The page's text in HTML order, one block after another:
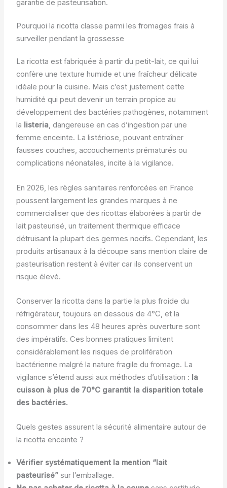
garantie de pasteurisation.
Pourquoi la ricotta classe parmi les fromages frais à
surveiller pendant la grossesse
La ricotta est fabriquée à partir du petit-lait, ce qui lui
confère une texture humide et une fraîcheur délicate
idéale pour la cuisine. Mais c’est justement cette
humidité qui peut devenir un terrain propice au
développement des bactéries pathogènes, notamment
la listeria, dangereuse en cas d’ingestion par une
femme enceinte. La listériose, pouvant entraîner
fausses couches, accouchements prématurés ou
complications néonatales, incite à la vigilance.
En 2026, les règles sanitaires renforcées en France
poussent largement les grandes marques à ne
commercialiser que des ricottas élaborées à partir de
lait pasteurisé, un traitement thermique efficace
détruisant la plupart des germes nocifs. Cependant, les
produits artisanaux à la découpe sans mention claire de
pasteurisation restent à éviter car ils conservent un
risque élevé.
Conserver la ricotta dans la partie la plus froide du
réfrigérateur, toujours en dessous de 4°C, et la
consommer dans les 48 heures après ouverture sont
des impératifs. Ces bonnes pratiques limitent
considérablement les risques de prolifération
bactérienne malgré la nature fragile du fromage. La
vigilance s’étend aussi aux méthodes d’utilisation : la
cuisson à plus de 70°C garantit la disparition totale
des bactéries.
Quels gestes assurent la sécurité alimentaire autour de
la ricotta enceinte ?
Vérifier systématiquement la mention “lait
pasteurisé”sur l’emballage.